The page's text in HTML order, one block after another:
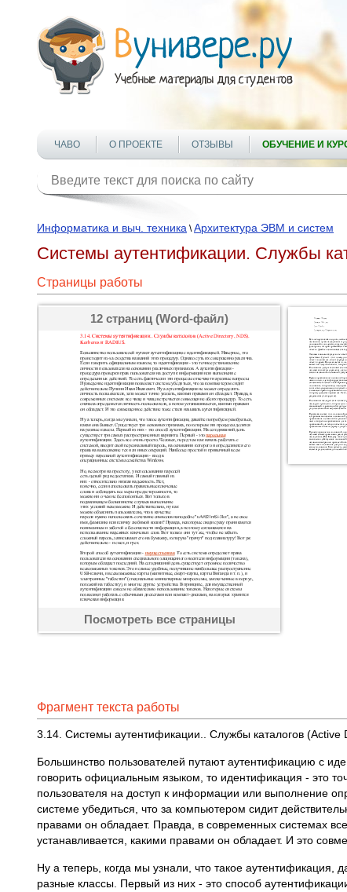
ЧАВО О ПРОЕКТЕ ОТЗЫВЫ ОБУЧЕНИЕ И
Информатика и выч. техника \Архитектура ЭВМ и систем
Системы аутентификации. Службы
Страницы работы
12 страниц (Word-файл)
Посмотреть все страницы
Фрагмент текста работы
3.14. Системы аутентификации.. Службы каталогов (Active
Большинство пользователей путают аутентификацию с
говорить официальным языком, то идентификация - это
пользователя на доступ к информации или выполнение
системе убедиться, что за компьютером сидит
правами он обладает. Правда, в современных системах
устанавливается, какими правами он обладает. И это
Ну а теперь, когда мы узнали, что такое аутентификация,
разные классы. Первый из них - это способ